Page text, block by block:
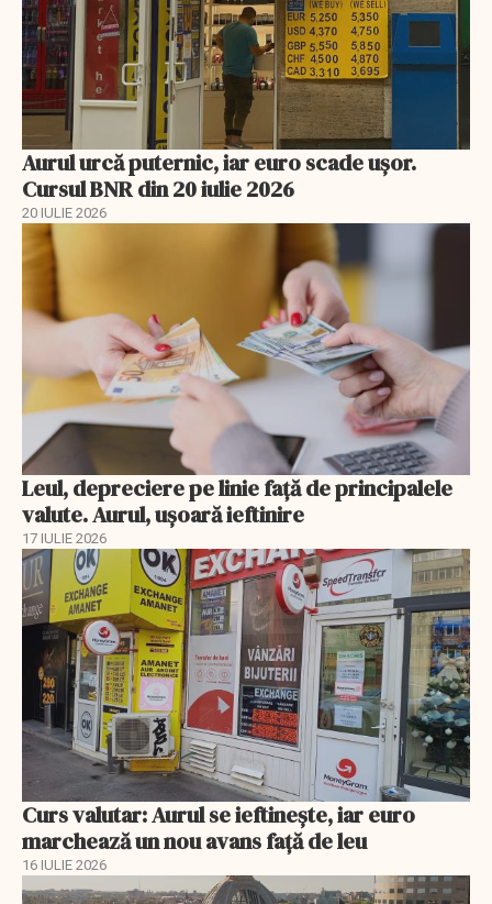
Aurul urcă puternic, iar euro scade ușor.
Cursul BNR din 20 iulie 2026
20 IULIE 2026
Leul, depreciere pe linie faţă de principalele
valute. Aurul, uşoară ieftinire
17 IULIE 2026
Curs valutar: Aurul se ieftinește, iar euro
marchează un nou avans faţă de leu
16 IULIE 2026